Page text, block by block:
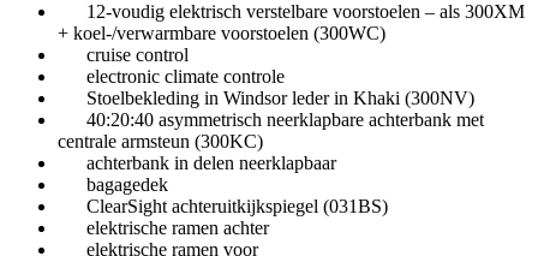
12-voudig elektrisch verstelbare voorstoelen – als 300XM
+ koel-/verwarmbare voorstoelen (300WC)
cruise control
electronic climate controle
Stoelbekleding in Windsor leder in Khaki (300NV)
40:20:40 asymmetrisch neerklapbare achterbank met
centrale armsteun (300KC)
achterbank in delen neerklapbaar
bagagedek
ClearSight achteruitkijkspiegel (031BS)
elektrische ramen achter
elektrische ramen voor